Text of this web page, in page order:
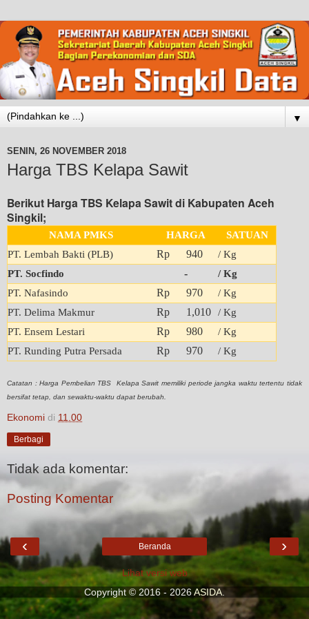
▼
SENIN, 26 NOVEMBER 2018
Harga TBS Kelapa Sawit
Berikut Harga TBS Kelapa Sawit di Kabupaten Aceh
Singkil;
NAMA PMKS HARGA
SATUAN
PT. Lembah Bakti (PLB)
Rp 940
/ Kg
PT. Socfindo
-
/ Kg
PT. Nafasindo
Rp 970
/ Kg
PT. Delima Makmur
Rp 1,010
/ Kg
PT. Ensem Lestari
Rp 980
/ Kg
PT. Runding Putra Persada
Rp 970 / Kg
Catatan : Harga Pembelian TBS Kelapa Sawit memiliki periode jangka waktu tertentu tidak
bersifat tetap, dan sewaktu-waktu dapat berubah.
Ekonomi di 11.00
Berbagi
Tidak ada komentar:
Posting Komentar
‹ ›
Beranda
Lihat versi web
Copyright © 2016 - 2026ASIDA